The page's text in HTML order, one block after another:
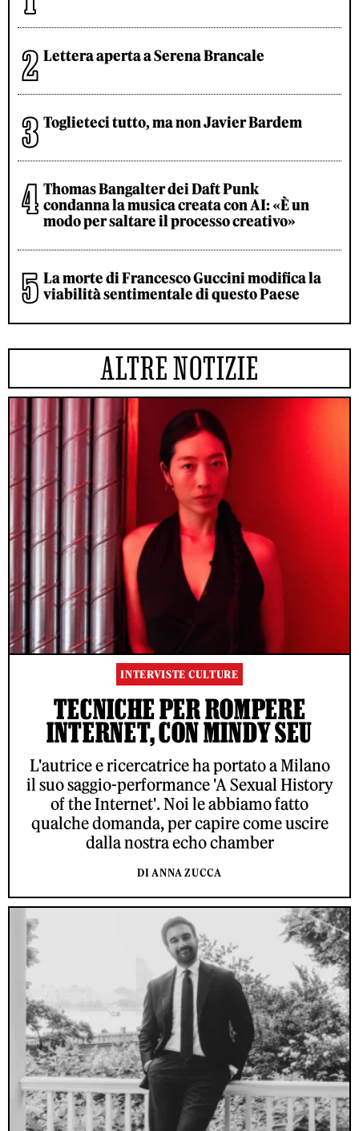
Lettera aperta a Serena Brancale
Toglieteci tutto, ma non Javier Bardem
Thomas Bangalter dei Daft Punk
condanna la musica creata con AI: «È un
modo per saltare il processo creativo»
La morte di Francesco Guccini modifica la
viabilità sentimentale di questo Paese
ALTRE NOTIZIE
INTERVISTE CULTURE
TECNICHE PER ROMPERE
INTERNET, CON MINDY SEU
L'autrice e ricercatrice ha portato a Milano
il suo saggio-performance 'A Sexual History
of the Internet'. Noi le abbiamo fatto
qualche domanda, per capire come uscire
dalla nostra echo chamber
DI ANNA ZUCCA